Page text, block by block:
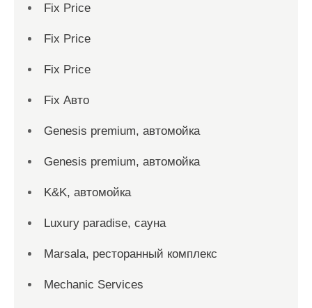
Fix Price
Fix Price
Fix Price
Fix Авто
Genesis premium, автомойка
Genesis premium, автомойка
K&K, автомойка
Luxury paradise, сауна
Marsala, ресторанный комплекс
Mechanic Services